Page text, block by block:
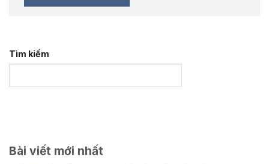
Tìm kiếm
Bài viết mới nhất